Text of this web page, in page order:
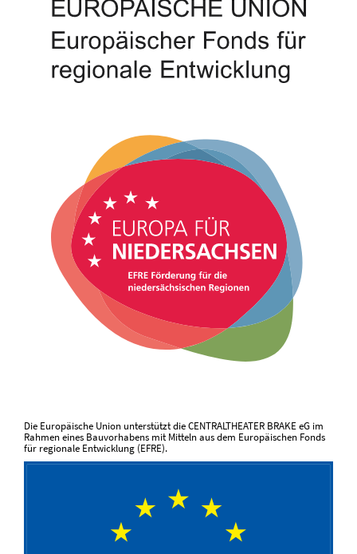
Die Europäische Union unterstützt die CENTRALTHEATER BRAKE eG im
Rahmen eines Bauvorhabens mit Mitteln aus dem Europäischen Fonds
für regionale Entwicklung (EFRE).